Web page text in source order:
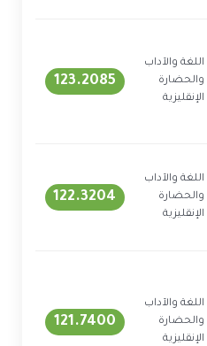
اللغة والآداب
والحضارة
الإنقليزية
123.2085
اللغة والآداب
والحضارة
الإنقليزية
122.3204
اللغة والآداب
والحضارة
الإنقليزية
121.7400